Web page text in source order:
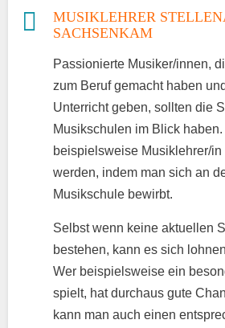
MUSIKLEHRER
SACHSENKAM
Passionierte Musiker/innen,
zum Beruf gemacht haben
Unterricht geben, sollten die
Musikschulen im Blick
beispielsweise Musiklehrer/
werden, indem man sich an
Musikschule bewirbt.
Selbst wenn keine aktuellen
bestehen, kann es sich
Wer beispielsweise ein
spielt, hat durchaus gute
kann man auch einen